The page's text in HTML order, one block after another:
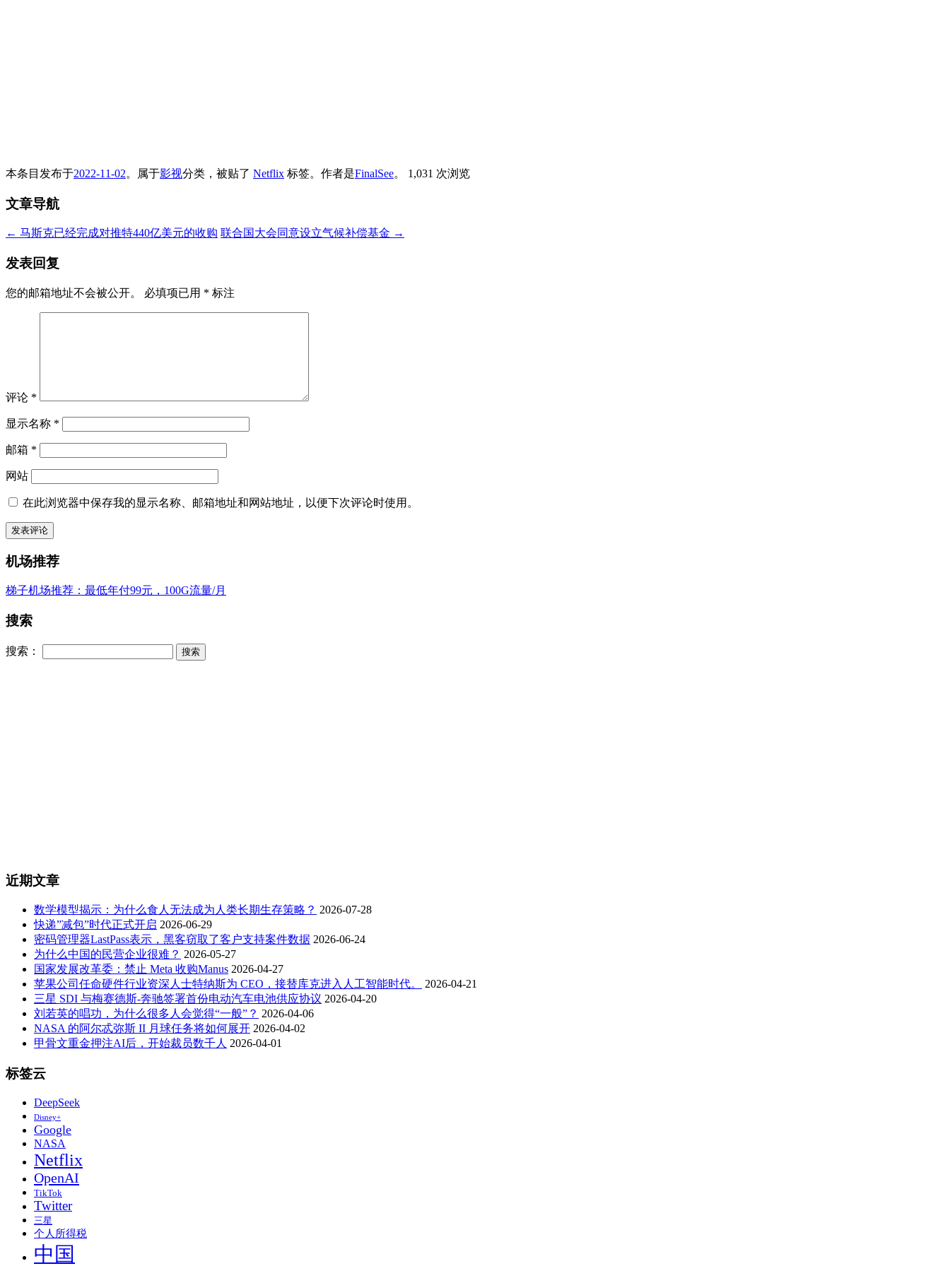
本条目发布于2022-11-02。属于影视分类，被贴了 Netflix 标签。 作者是FinalSee。 1,031 次浏览
文章导航
← 马斯克已经完成对推特440亿美元的收购 联合国大会同意设立气候补偿基金 →
发表回复
您的邮箱地址不会被公开。 必填项已用 * 标注
评论 *
显示名称 *
邮箱 *
网站
在此浏览器中保存我的显示名称、邮箱地址和网站地址，以便下次评论时使用。
机场推荐
梯子机场推荐：最低年付99元，100G流量/月
搜索
搜索：
近期文章
数学模型揭示：为什么食人无法成为人类长期生存策略？ 2026-07-28
快递”减包”时代正式开启 2026-06-29
密码管理器LastPass表示，黑客窃取了客户支持案件数据 2026-06-24
为什么中国的民营企业很难？ 2026-05-27
国家发展改革委：禁止 Meta 收购Manus 2026-04-27
苹果公司任命硬件行业资深人士特纳斯为 CEO，接替库克进入人工智能时代。
2026-04-21
三星 SDI 与梅赛德斯-奔驰签署首份电动汽车电池供应协议 2026-04-20
刘若英的唱功，为什么很多人会觉得“一般”？ 2026-04-06
NASA 的阿尔忒弥斯 II 月球任务将如何展开 2026-04-02
甲骨文重金押注AI后，开始裁员数千人 2026-04-01
标签云
DeepSeek
Disney+
Google
NASA
Netflix
OpenAI
TikTok
Twitter
三星
个人所得税
中国